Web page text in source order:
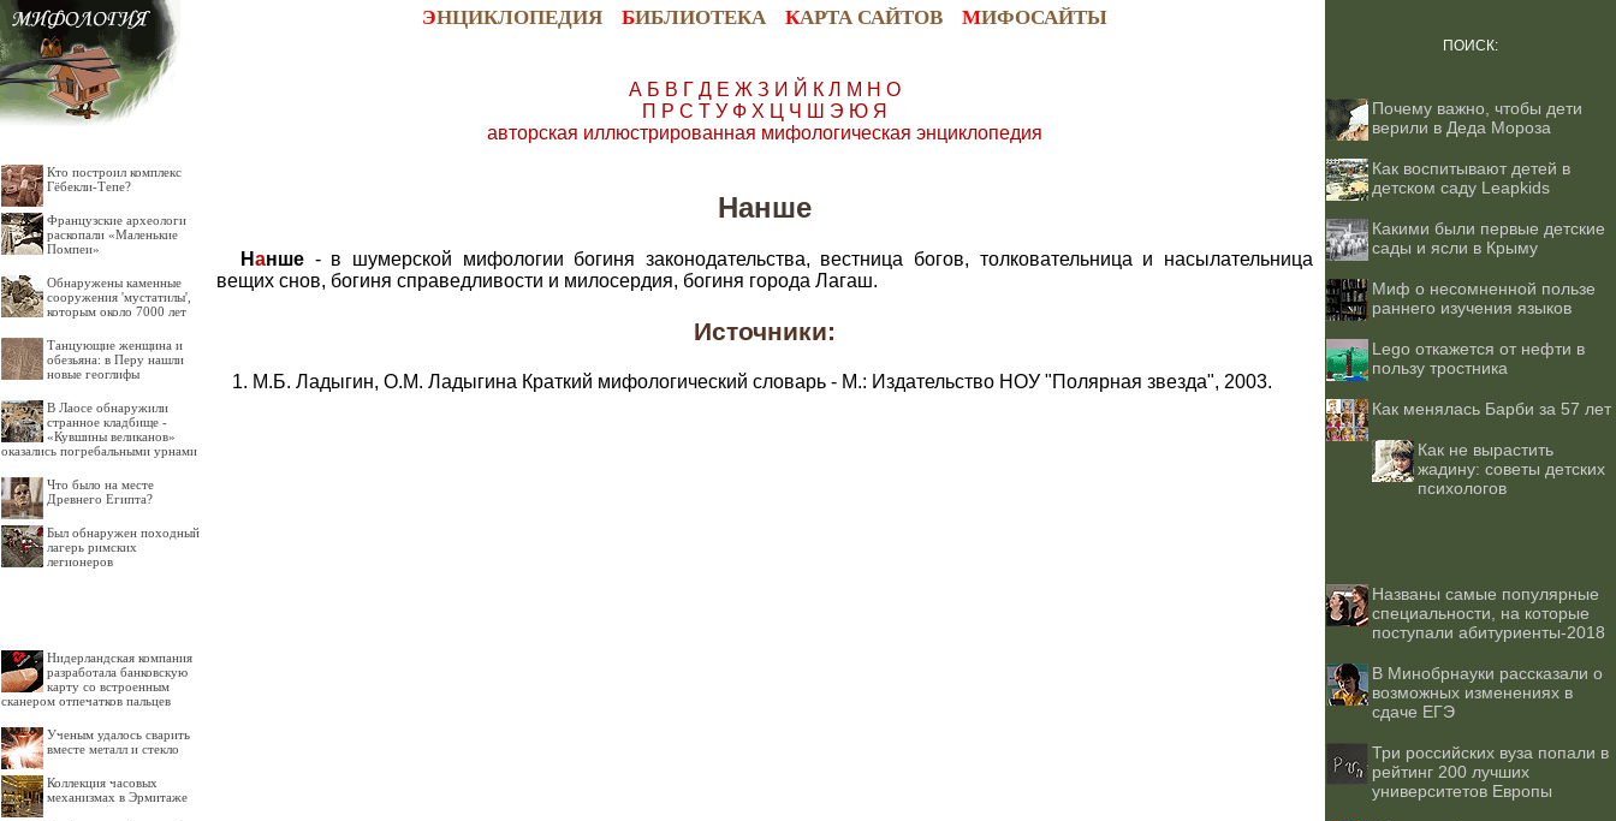
ЭНЦИКЛОПЕДИЯ БИБЛИОТЕКА КАРТА САЙТОВ МИФОСАЙТЫ
Кто построил комплекс
Гёбекли-Тепе?
Французские археологи
раскопали «Маленькие
Помпеи»
Обнаружены каменные
сооружения 'мустатилы',
которым около 7000 лет
Танцующие женщина и
обезьяна: в Перу нашли
новые геоглифы
В Лаосе обнаружили
странное кладбище -
«Кувшины великанов»
оказались погребальными урнами
Что было на месте
Древнего Египта?
Был обнаружен походный
лагерь римских
легионеров
Нидерландская компания
разработала банковскую
карту со встроенным
сканером отпечатков пальцев
Ученым удалось сварить
вместе металл и стекло
Коллекция часовых
механизмах в Эрмитаже
А Б В Г Д Е Ж З И Й К Л М Н О
П Р С Т У Ф Х Ц Ч Ш Э Ю Я
авторская иллюстрированная мифологическая энциклопедия
Нанше
Нанше - в шумерской мифологии богиня законодательства, вестница богов, толковательница и насылательница
вещих снов, богиня справедливости и милосердия, богиня города Лагаш.
Источники:
М.Б. Ладыгин, О.М. Ладыгина Краткий мифологический словарь - М.: Издательство НОУ "Полярная звезда", 2003.
ПОИСК:
Почему важно, чтобы дети
верили в Деда Мороза
Как воспитывают детей в
детском саду Leapkids
Какими были первые детские
сады и ясли в Крыму
Миф о несомненной пользе
раннего изучения языков
Lego откажется от нефти в
пользу тростника
Как менялась Барби за 57 лет
Как не вырастить
жадину: советы детских
психологов
Названы самые популярные
специальности, на которые
поступали абитуриенты-2018
В Минобрнауки рассказали о
возможных изменениях в
сдаче ЕГЭ
Три российских вуза попали в
рейтинг 200 лучших
университетов Европы